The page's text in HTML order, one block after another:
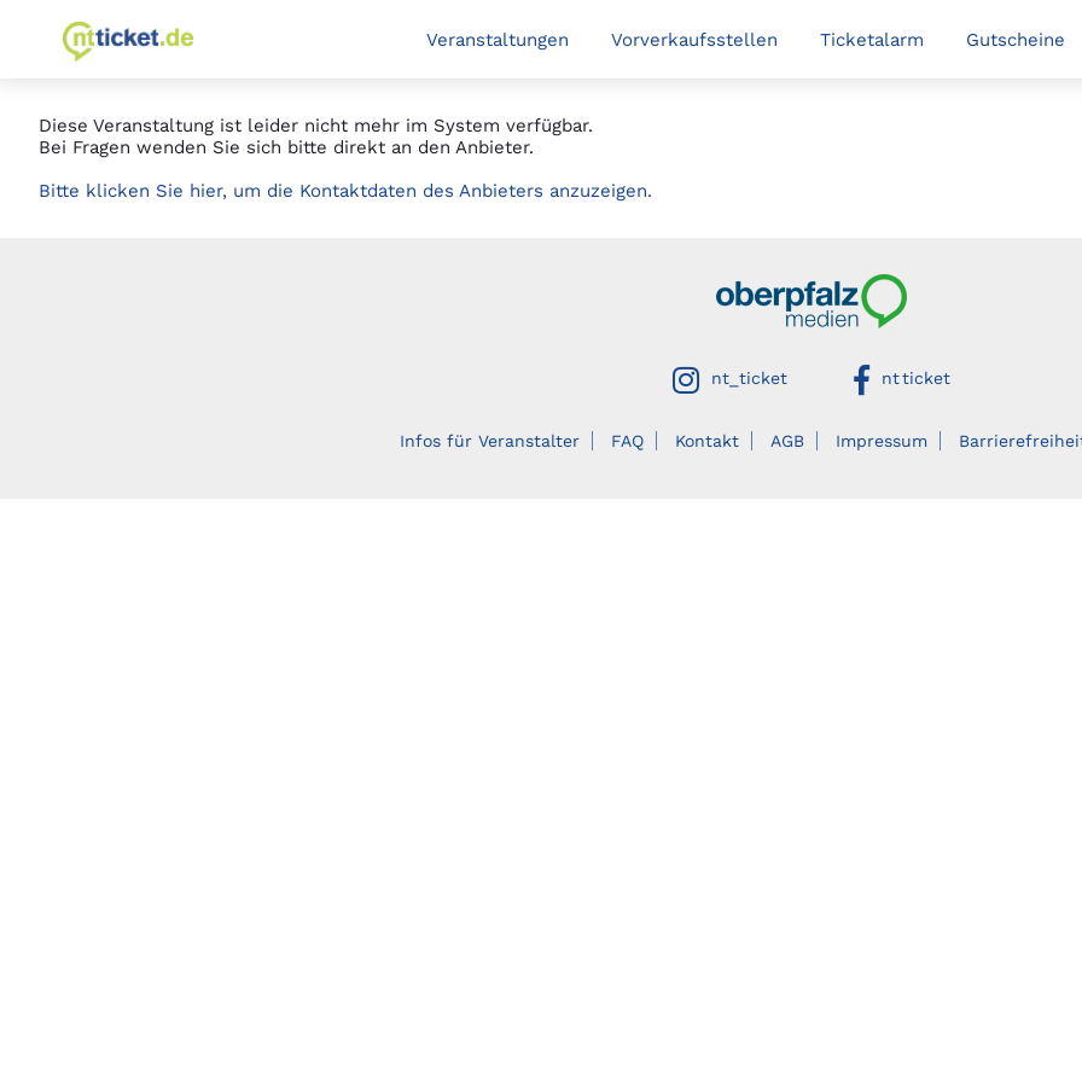
zur Startseite
Springe
zum
Veranstaltungen Vorverkaufsstellen Ticketalarm Gutscheine
Diese Veranstaltung ist leider nicht mehr im System verfügbar.
Bei Fragen wenden Sie sich bitte direkt an den Anbieter.
Bitte klicken Sie hier, um die Kontaktdaten des Anbieters anzuzeigen.
Oberpfalzmedien
nt_ticketauf instagramnt ticketauf facebook
Infos für Veranstalter FAQ Kontakt AGB Impressum